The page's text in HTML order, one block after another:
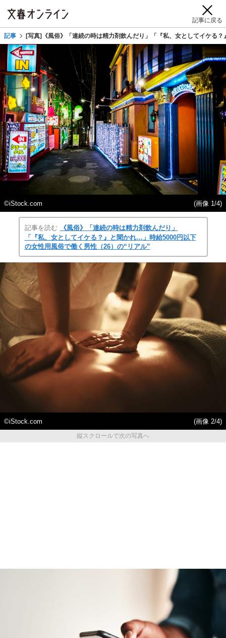
記事に戻る
記事 [写真]《風俗》「連続の時は精力剤飲んだり」「『私、女としてイケる
©iStock.com (画像 1/4)
記事を読む
《風俗》「連続の時は精力剤飲んだり」
「『私、女としてイケる？』と聞かれ…」時給5000円以下
の女性用風俗で働く男性（26）の“リアル”
©iStock.com
(画像 2/4)
縦スクロールで次の写真へ